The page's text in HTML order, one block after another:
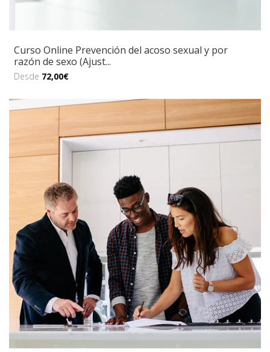
Curso Online Prevención del acoso sexual y por
razón de sexo (Ajust...
Desde 72,00€